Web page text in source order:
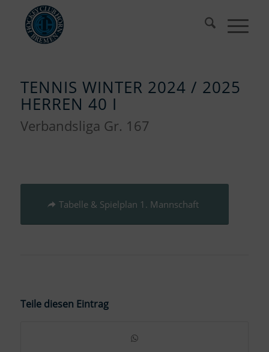
TENNIS WINTER 2024 / 2025
HERREN 40 I
Verbandsliga Gr. 167
Tabelle & Spielplan 1. Mannschaft
Teile diesen Eintrag